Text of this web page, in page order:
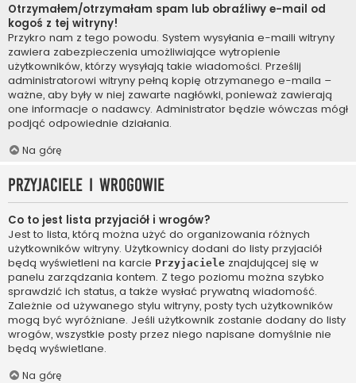
Otrzymałem/otrzymałam spam lub obraźliwy e-mail od
kogoś z tej witryny!
Przykro nam z tego powodu. System wysyłania e-maili witryny
zawiera zabezpieczenia umożliwiające wytropienie
użytkowników, którzy wysyłają takie wiadomości. Prześlij
administratorowi witryny pełną kopię otrzymanego e-maila –
ważne, aby były w niej zawarte nagłówki, ponieważ zawierają
one informacje o nadawcy. Administrator będzie wówczas mógł
podjąć odpowiednie działania.
Na górę
Przyjaciele i wrogowie
Co to jest lista przyjaciół i wrogów?
Jest to lista, którą można użyć do organizowania różnych
użytkowników witryny. Użytkownicy dodani do listy przyjaciół
będą wyświetleni na karcie Przyjaciele znajdującej się w
panelu zarządzania kontem. Z tego poziomu można szybko
sprawdzić ich status, a także wysłać prywatną wiadomość.
Zależnie od używanego stylu witryny, posty tych użytkowników
mogą być wyróżniane. Jeśli użytkownik zostanie dodany do listy
wrogów, wszystkie posty przez niego napisane domyślnie nie
będą wyświetlane.
Na górę